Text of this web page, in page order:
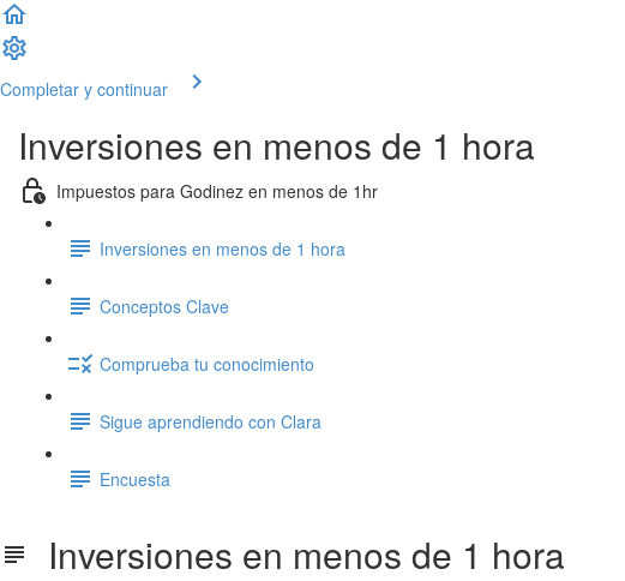
Completar y continuar
Inversiones en menos de 1 hora
Impuestos para Godinez en menos de 1hr
Inversiones en menos de 1 hora
Conceptos Clave
Comprueba tu conocimiento
Sigue aprendiendo con Clara
Encuesta
Inversiones en menos de 1 hora